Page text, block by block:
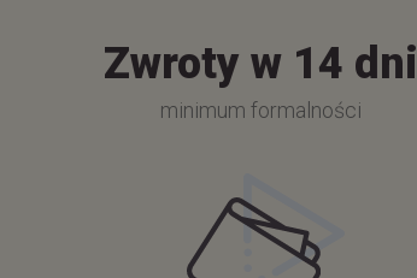
Zwroty w 14 dni
minimum formalności